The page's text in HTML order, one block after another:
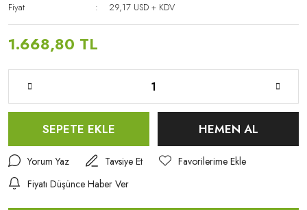
Fiyat
29,17 USD + KDV
1.668,80 TL
SEPETE EKLE HEMEN AL
Yorum Yaz
Tavsiye Et
Fiyatı Düşünce Haber Ver